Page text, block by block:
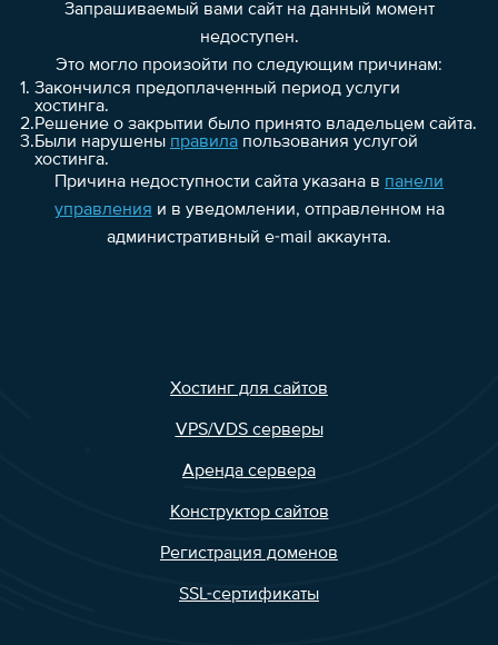
Запрашиваемый вами сайт на данный момент
недоступен.
Это могло произойти по следующим причинам:
1. Закончился предоплаченный период услуги
хостинга.
2.Решение о закрытии было принято владельцем сайта.
3.Были нарушены правилапользования услугой
хостинга.
Причина недоступности сайта указана в панели
управления и в уведомлении, отправленном на
административный e-mail аккаунта.
Хостинг для сайтов
VPS/VDS серверы
Аренда сервера
Конструктор сайтов
Регистрация доменов
SSL-сертификаты